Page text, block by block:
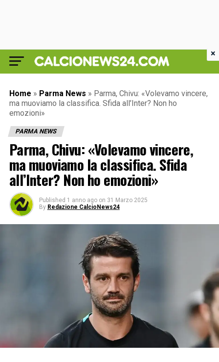
Home » Parma News » Parma, Chivu: «Volevamo vincere,
ma muoviamo la classifica. Sfida all’Inter? Non ho
emozioni»
PARMA NEWS
Parma, Chivu: «Volevamo vincere,
ma muoviamo la classifica. Sfida
all’Inter? Non ho emozioni»
Published 1 anno ago on 31 Marzo 2025
By Redazione CalcioNews24
×